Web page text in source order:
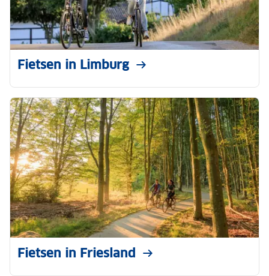
Fietsen in Limburg
Fietsen in Friesland